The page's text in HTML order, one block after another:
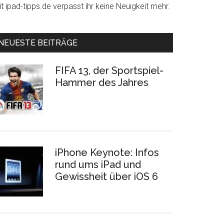
ipad-tipps.de verpasst ihr keine Neuigkeit mehr.
BEITRÄGE
FIFA 13, der Sportspiel-
Hammer des Jahres
iPhone Keynote: Infos
rund ums iPad und
Gewissheit über iOS 6